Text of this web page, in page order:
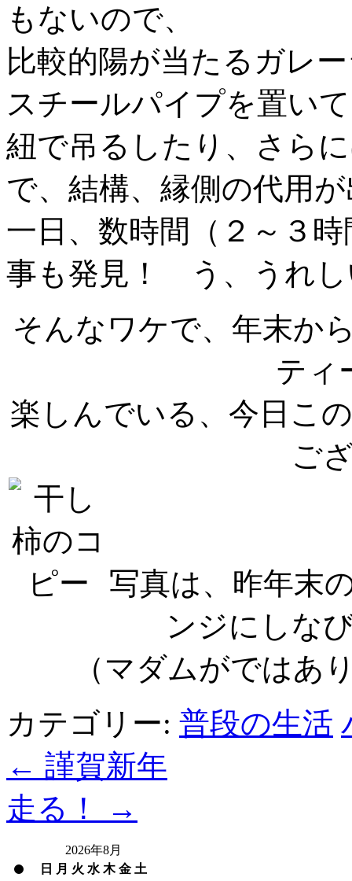
もないので、
比較的陽が当たるガレ
スチールパイプを置い
紐で吊るしたり、さら
で、結構、縁側の代用
一日、数時間（２～３
事も発見！ う、うれし
そんなワケで、年末か
ティ
楽しんでいる、今日こ
ご
写真は、昨年末
ンジにしな
（マダムがではあ
カテゴリー: 普段の生活
← 謹賀新年
走る！
→
2026年8月
日
月 火 水 木 金 土